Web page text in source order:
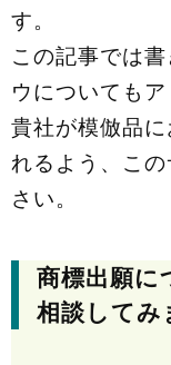
す。
この記事では
ウについてもア
貴社が模倣品
れるよう、こ
さい。
商標出願に
相談してみ